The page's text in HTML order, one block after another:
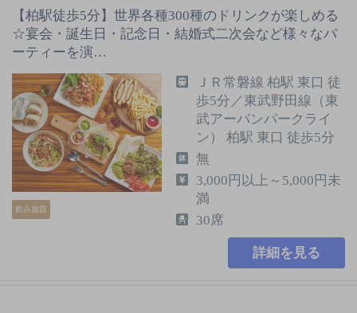
【柏駅徒歩5分】世界各種300種のドリンクが楽しめる
☆宴会・誕生日・記念日・結婚式二次会など様々なパ
ーティーを演…
飲み放題
ＪＲ常磐線 柏駅 東口 徒
歩5分／東武野田線（東
武アーバンパークライ
ン） 柏駅 東口 徒歩5分
無
3,000円以上～5,000円未
満
30席
詳細を見る